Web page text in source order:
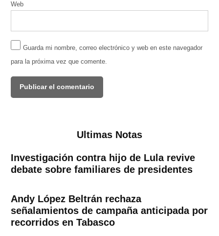
Web
Guarda mi nombre, correo electrónico y web en este navegador
para la próxima vez que comente.
Ultimas Notas
Investigación contra hijo de Lula revive
debate sobre familiares de presidentes
Andy López Beltrán rechaza
señalamientos de campaña anticipada por
recorridos en Tabasco